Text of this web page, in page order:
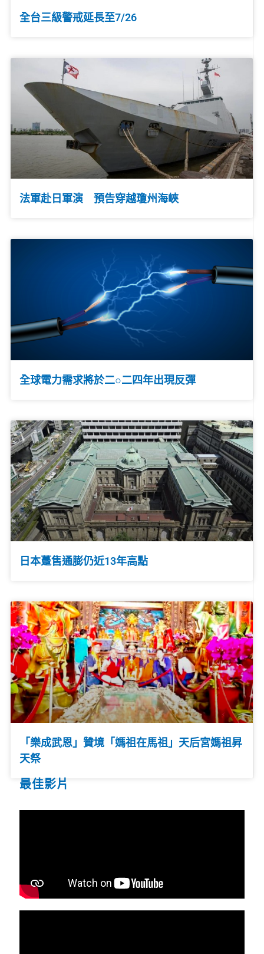
全台三級警戒延長至7/26
法軍赴日軍演 預告穿越瓊州海峽
全球電力需求將於二○二四年出現反彈
日本躉售通膨仍近13年高點
「樂成武恩」贊境「媽祖在馬祖」天后宮媽祖昇
天祭
最佳影片